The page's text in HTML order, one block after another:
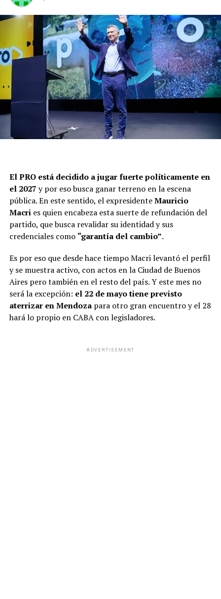
El PRO está decidido a jugar fuerte políticamente en
el 2027 y por eso busca ganar terreno en la escena
pública. En este sentido, el expresidenteMauricio
Macri es quien encabeza esta suerte de refundación del
partido, que busca revalidar su identidad y sus
credenciales como “garantía del cambio”.
Es por eso que desde hace tiempo Macri levantó el perfil
y se muestra activo, con actos en la Ciudad de Buenos
Aires pero también en el resto del país. Y este mes no
será la excepción: el 22 de mayo tiene previsto
aterrizar en Mendoza para otro gran encuentro y el 28
hará lo propio en CABA con legisladores.
ADVERTISEMENT